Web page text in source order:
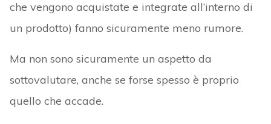
che vengono acquistate e integrate all’interno di
un prodotto) fanno sicuramente meno rumore.
Ma non sono sicuramente un aspetto da
sottovalutare, anche se forse spesso è proprio
quello che accade.